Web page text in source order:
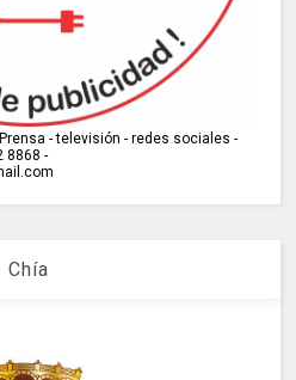
- televisión - redes sociales -
8868 -
Chía